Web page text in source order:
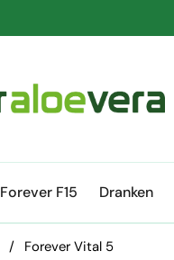
Forever F15 Dranken
/ Forever Vital 5